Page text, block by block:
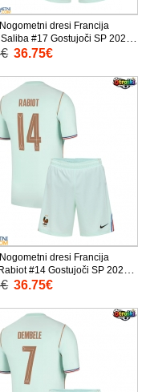
dresi Francija
#17 Gostujoči SP 2026
(+ Kratke hlače)
36.75€
dresi Francija
#14 Gostujoči SP 2026
(+ Kratke hlače)
36.75€